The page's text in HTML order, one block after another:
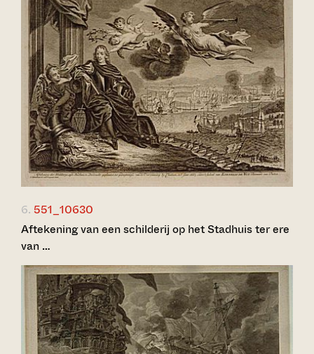
6. 551_10630
Aftekening van een schilderij op het Stadhuis ter ere
van …